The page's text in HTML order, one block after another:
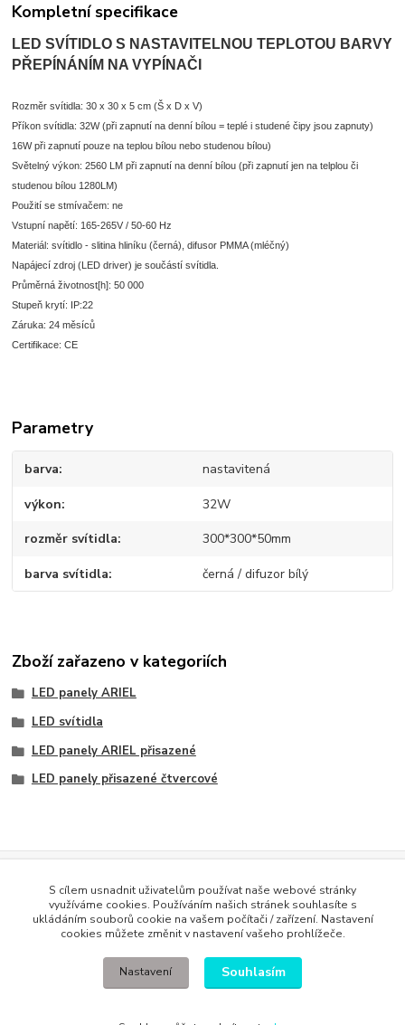
Kompletní specifikace
LED SVÍTIDLO S NASTAVITELNOU TEPLOTOU BARVY
PŘEPÍNÁNÍM NA VYPÍNAČI
Rozměr svítidla: 30 x 30 x 5 cm (Š x D x V)
Příkon svítidla: 32W (při zapnutí na denní bílou = teplé i studené čipy jsou zapnuty)
16W při zapnutí pouze na teplou bílou nebo studenou bílou)
Světelný výkon: 2560 LM při zapnutí na denní bílou (při zapnutí jen na telplou či
studenou bílou 1280LM)
Použití se stmívačem: ne
Vstupní napětí: 165-265V / 50-60 Hz
Materiál: svítidlo - slitina hliníku (černá), difusor PMMA (mléčný)
Napájecí zdroj (LED driver) je součástí svítidla.
Průměrná životnost[h]: 50 000
Stupeň krytí: IP:22
Záruka: 24 měsíců
Certifikace: CE
Parametry
barva nastavitená
výkon 32W
rozměr svítidla 300*300*50mm
barva svítidla černá / difuzor bílý
Zboží zařazeno v kategoriích
LED panely ARIEL
LED svítidla
LED panely ARIEL přisazené
LED panely přisazené čtvercové
Podle zákona o evidenci tržeb je prodávající povinen vystavit
kupujícímu účtenku. Zároveň je povinen zaevidovat přijatou tržbu u
správce daně online; v případě technického výpadku pak nejpozději do
S cílem usnadnit uživatelům používat naše webové stránky
využíváme cookies. Používáním našich stránek souhlasíte s
ukládáním souborů cookie na vašem počítači / zařízení. Nastavení
cookies můžete změnit v nastavení vašeho prohlížeče.
Nastavení Souhlasím